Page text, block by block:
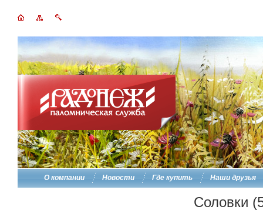
О компании Новости Где купить Наши друзья
Соловки